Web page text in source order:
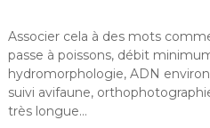
Associer cela à des mots
passe à poissons, débit
hydromorphologie, ADN
suivi avifaune,
très longue…